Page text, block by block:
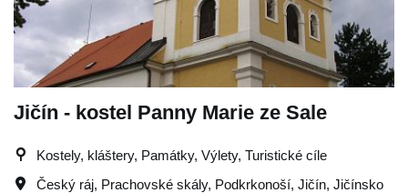
Jičín - kostel Panny Marie ze Sale
Kostely, kláštery, Památky, Výlety, Turistické cíle
Český ráj, Prachovské skály, Podkrkonoší, Jičín, Jičínsko